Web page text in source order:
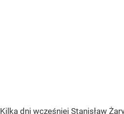
Kilka dni wcześniej Stanisław